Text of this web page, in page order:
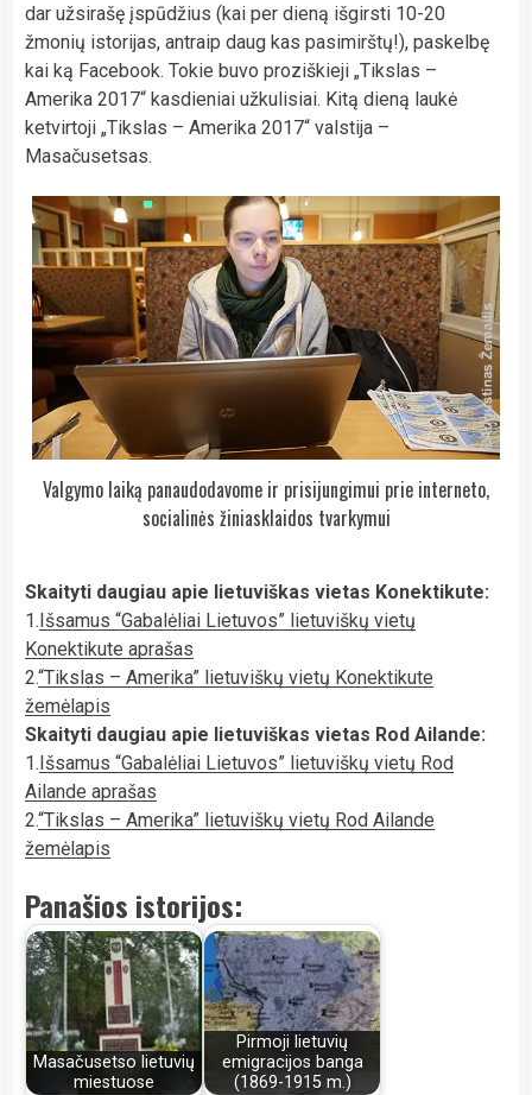
dar užsirašę įspūdžius (kai per dieną išgirsti 10-20
žmonių istorijas, antraip daug kas pasimirštų!), paskelbę
kai ką Facebook. Tokie buvo proziškieji „Tikslas –
Amerika 2017“ kasdieniai užkulisiai. Kitą dieną laukė
ketvirtoji „Tikslas – Amerika 2017“ valstija –
Masačusetsas.
Valgymo laiką panaudodavome ir prisijungimui prie interneto,
socialinės žiniasklaidos tvarkymui
Skaityti daugiau apie lietuviškas vietas Konektikute:
1.Išsamus “Gabalėliai Lietuvos” lietuviškų vietų
Konektikute aprašas
2.“Tikslas – Amerika” lietuviškų vietų Konektikute
žemėlapis
Skaityti daugiau apie lietuviškas vietas Rod Ailande:
1.Išsamus “Gabalėliai Lietuvos” lietuviškų vietų Rod
Ailande aprašas
2.“Tikslas – Amerika” lietuviškų vietų Rod Ailande
žemėlapis
Panašios istorijos:
Masačusetso lietuvių
miestuose
Pirmoji lietuvių
emigracijos banga
(1869-1915 m.)